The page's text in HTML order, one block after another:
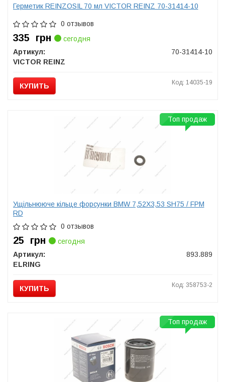
Герметик REINZOSIL 70 мл VICTOR REINZ 70-31414-10
0 отзывов
335 грн
сегодня
Артикул:
70-31414-10
VICTOR REINZ
КУПИТЬ Код: 14035-19
Ущільнююче кільце форсунки BMW 7,52X3,53 SH75 / FPM
RD
0 отзывов
25 грн
сегодня
Артикул:
893.889
ELRING
КУПИТЬ Код: 358753-2
Топ продаж
Топ продаж